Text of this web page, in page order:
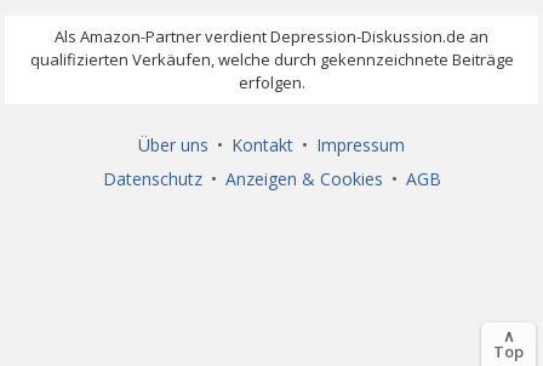
Über uns • Kontakt • Impressum
Datenschutz • Anzeigen & Cookies • AGB
∧
Top